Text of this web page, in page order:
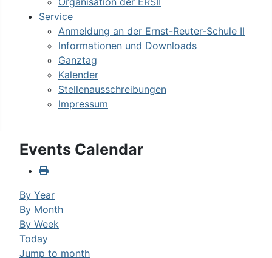
Service
Anmeldung an der Ernst-Reuter-Schule II
Informationen und Downloads
Ganztag
Kalender
Stellenausschreibungen
Impressum
Events Calendar
By Year
By Month
By Week
Today
Jump to month